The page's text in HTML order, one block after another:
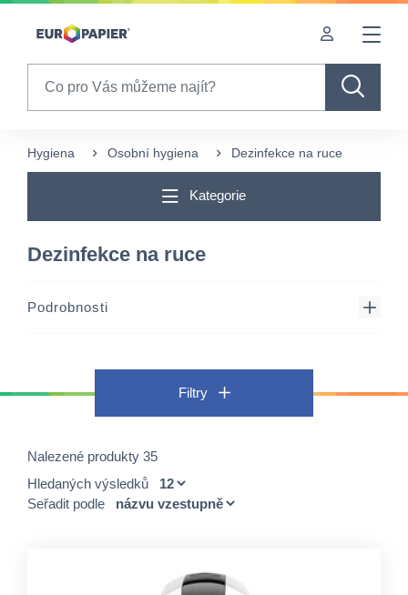
Table Of Content
Hygiena Osobní hygiena Dezinfekce na ruce
Kategorie
Dezinfekce na ruce
Podrobnosti
Filtry
Nalezené produkty 35
Hledaných výsledků
Seřadit podle